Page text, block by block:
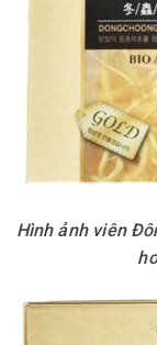
Hình ảnh viên